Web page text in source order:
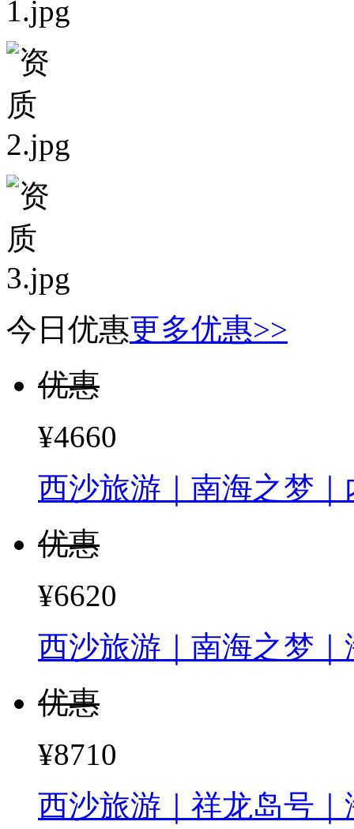
今日优惠更多优惠>>
优惠
¥4660
西沙旅游｜南海之梦
优惠
¥6620
西沙旅游｜南海之梦
优惠
¥8710
西沙旅游｜祥龙岛号